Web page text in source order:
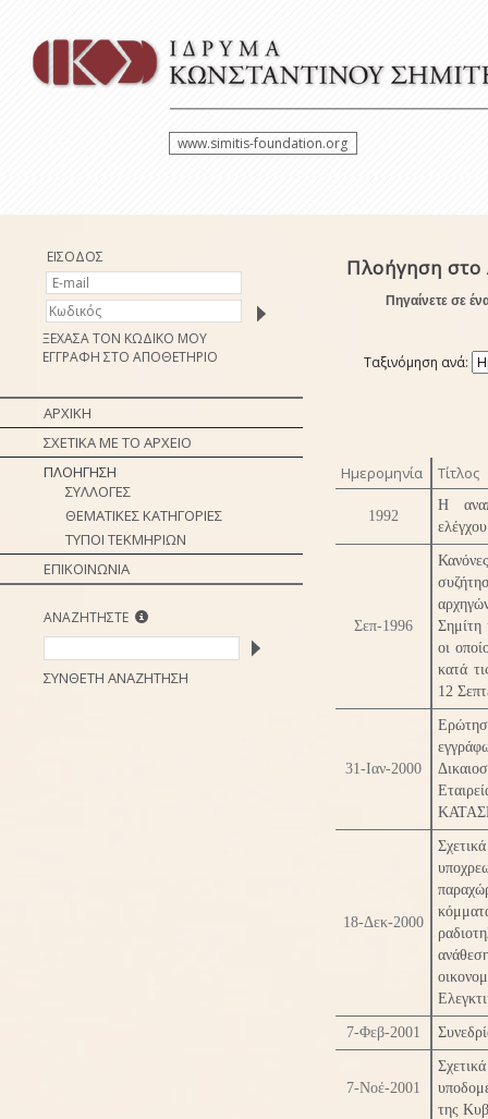
www.simitis-foundation.org
ΕΙΣΟΔΟΣ
ΞΕΧΑΣΑ ΤΟΝ ΚΩΔΙΚΟ ΜΟΥ
ΕΓΓΡΑΦΗ ΣΤΟ ΑΠΟΘΕΤΗΡΙΟ
ΑΡΧΙΚΗ
ΣΧΕΤΙΚΑ ΜΕ ΤΟ ΑΡΧΕΙΟ
ΠΛΟΗΓΗΣΗ
ΣΥΛΛΟΓΕΣ
ΘΕΜΑΤΙΚΕΣ ΚΑΤΗΓΟΡΙΕΣ
ΤΥΠΟΙ ΤΕΚΜΗΡΙΩΝ
ΕΠΙΚΟΙΝΩΝΙΑ
ΑΝΑΖΗΤΗΣΤΕ
ΣΥΝΘΕΤΗ ΑΝΑΖΗΤΗΣΗ
Πλοήγηση
Πηγαίνετε σε
Ταξινόμηση ανά:
Ημερομηνία Τίτλος
1992
Η
Σεπ-1996
οι
κατά
12
31-Ιαν-2000
18-Δεκ-2000
7-Φεβ-2001
7-Νοέ-2001
της